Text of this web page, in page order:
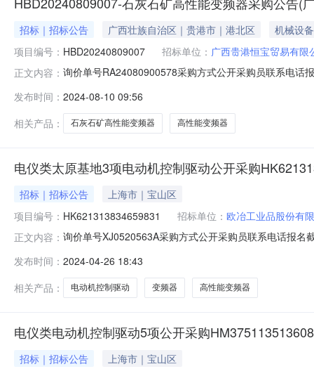
招标｜招标公告 广西壮族自治区｜贵港市｜港北区
机械设备
项目编号： HBD20240809007 招标单位： 广西贵港恒宝贸易有限
正文内容： 询价单号RA24080900578采购方式公开采购员联系电话
一、交货地址：广西贵港市港北区南平中路贵港钢铁集
发布时间： 2024-08-10 09:56
相关产品：
石灰石矿高性能变频器 高性能变频器
电仪类太原基地3项电动机控制驱动公开采购
招标｜招标公告
上海市｜宝山区
项目编号： HK621313834659831 招标单位： 欧冶工业品股份有
正文内容： 询价单号XJ0520563A采购方式公开采购员联系电话报
驱动;型号规格:MHCT0140522.0set2024-08-
发布时间： 2024-04-26 18:43
相关产品：
电动机控制驱动 变频器 高性能变频器
电仪类电动机控制驱动5项公开采购
招标｜招标公告
上海市｜宝山区